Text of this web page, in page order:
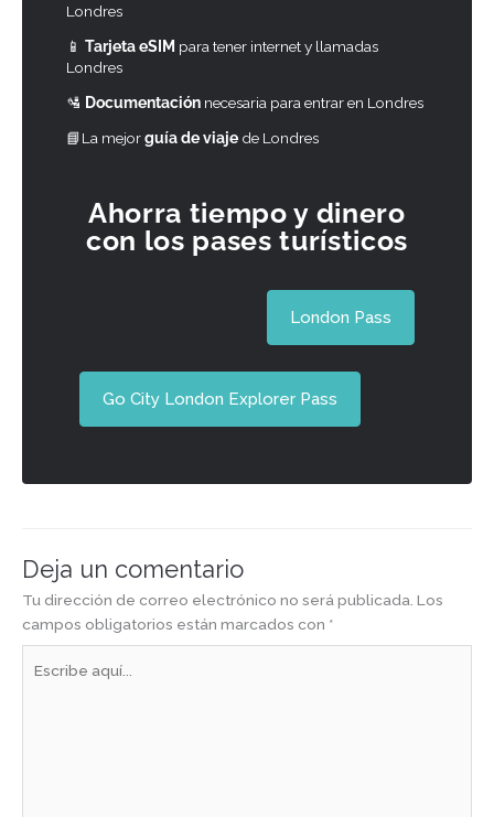
Londres
📱 Tarjeta eSIM para tener internet y llamadas
Londres
🛂 Documentación necesaria para entrar en Londres
📘La mejorguía de viaje de Londres
Ahorra tiempo y dinero
con los pases turísticos
London Pass
Go City London Explorer Pass
Deja un comentario
Tu dirección de correo electrónico no será publicada. Los
campos obligatorios están marcados con *
aquí...